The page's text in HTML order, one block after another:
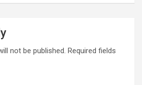
not be published. Required fields